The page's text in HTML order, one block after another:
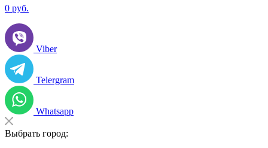
0 руб.
Viber
Telergram
Whatsapp
Выбрать город: